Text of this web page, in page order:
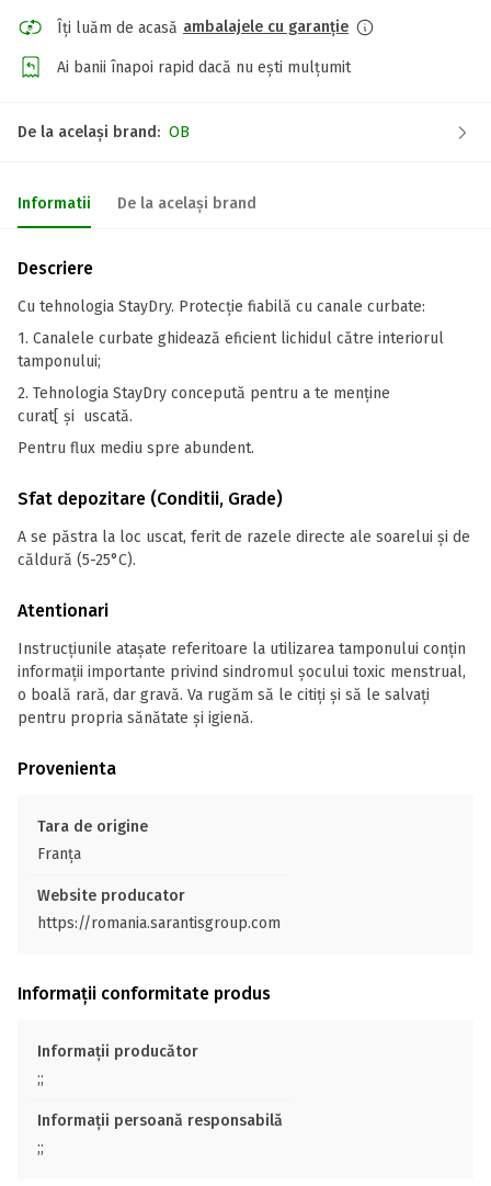
Îți luăm de acasă ambalajele cu garanție
Ai banii înapoi rapid dacă nu ești mulțumit
De la același brand: OB
Informatii De la același brand
Descriere
Cu tehnologia StayDry. Protecție fiabilă cu canale curbate:
1. Canalele curbate ghidează eficient lichidul către interiorul
tamponului;
2. Tehnologia StayDry concepută pentru a te menține
curat[ și uscată.
Pentru flux mediu spre abundent.
Sfat depozitare (Conditii, Grade)
A se păstra la loc uscat, ferit de razele directe ale soarelui și de
căldură (5-25°C).
Atentionari
Instrucțiunile atașate referitoare la utilizarea tamponului conțin
informații importante privind sindromul șocului toxic menstrual,
o boală rară, dar gravă. Va rugăm să le citiți și să le salvați
pentru propria sănătate și igienă.
Provenienta
Tara de origine
Franţa
Website producator
https://romania.sarantisgroup.com
Informații conformitate produs
Informații producător
;;
Informații persoană responsabilă
;;